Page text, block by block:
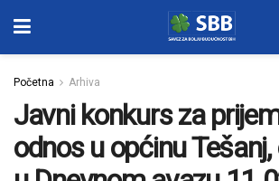
Početna Arhiva
Javni konkurs za
odnos u općinu